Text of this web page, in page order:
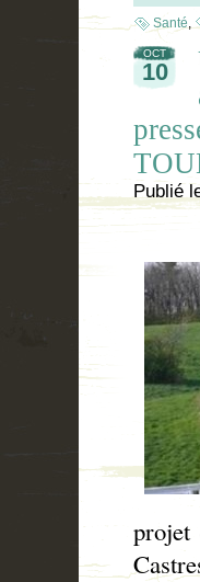
Santé,
OCT
10
Publié
projet